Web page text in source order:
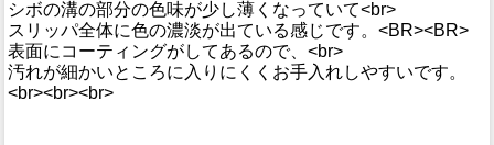
シボの溝の部分の色味が少し薄くなっていて<br>
スリッパ全体に色の濃淡が出ている感じです。<BR><BR>
表面にコーティングがしてあるので、<br>
汚れが細かいところに入りにくくお手入れしやすいです。
<br><br><br>